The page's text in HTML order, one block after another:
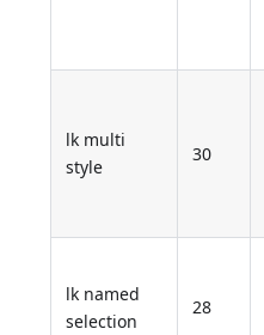
lk multi
style
30
lk named
selection
28